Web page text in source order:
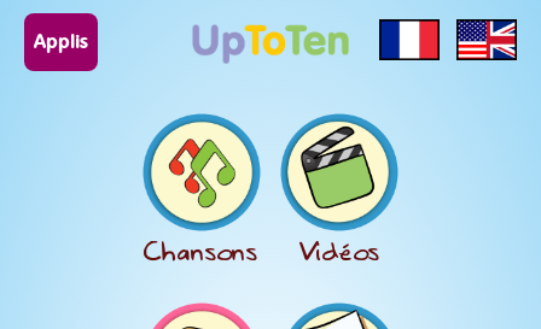
Applis
Chansons Vidéos